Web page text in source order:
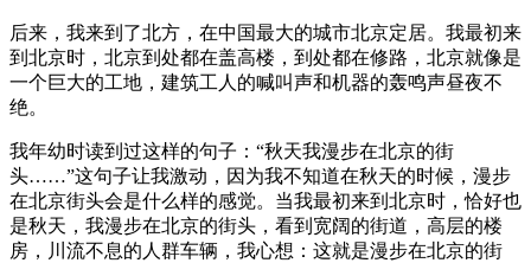
后来，我来到了北方，在中国最大的城市北京定居。我最初来
到北京时，北京到处都在盖高楼，到处都在修路，北京就像是
一个巨大的工地，建筑工人的喊叫声和机器的轰鸣声昼夜不
绝。
我年幼时读到过这样的句子：“秋天我漫步在北京的街
头……”这句子让我激动，因为我不知道在秋天的时候，漫步
在北京街头会是什么样的感觉。当我最初来到北京时，恰好也
是秋天，我漫步在北京的街头，看到宽阔的街道，高层的楼
房，川流不息的人群车辆，我心想：这就是漫步在北京的街